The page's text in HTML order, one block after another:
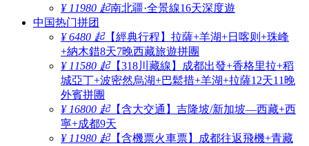
¥ 11980 起南北疆·全景線16天深度遊
中国热门拼团
¥ 6480 起【經典行程】拉薩+羊湖+日喀则+珠峰
+納木錯8天7晚西藏旅遊拼團
¥ 11580 起【318川藏線】成都出發+香格里拉+稻
城亞丁+波密然烏湖+巴鬆措+羊湖+拉薩12天11晚
外賓拼團
¥ 16800 起【含大交通】吉隆坡/新加坡—西藏+西
寧+成都9天
¥ 11980 起【含機票火車票】成都往返飛機+青藏